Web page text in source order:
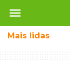
menu
Mais lidas